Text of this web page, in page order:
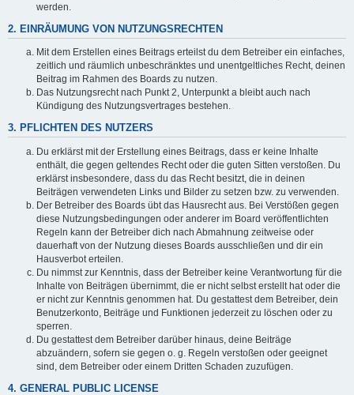
werden.
2. EINRÄUMUNG VON NUTZUNGSRECHTEN
Mit dem Erstellen eines Beitrags erteilst du dem Betreiber ein einfaches,
zeitlich und räumlich unbeschränktes und unentgeltliches Recht, deinen
Beitrag im Rahmen des Boards zu nutzen.
Das Nutzungsrecht nach Punkt 2, Unterpunkt a bleibt auch nach
Kündigung des Nutzungsvertrages bestehen.
3. PFLICHTEN DES NUTZERS
Du erklärst mit der Erstellung eines Beitrags, dass er keine Inhalte
enthält, die gegen geltendes Recht oder die guten Sitten verstoßen. Du
erklärst insbesondere, dass du das Recht besitzt, die in deinen
Beiträgen verwendeten Links und Bilder zu setzen bzw. zu verwenden.
Der Betreiber des Boards übt das Hausrecht aus. Bei Verstößen gegen
diese Nutzungsbedingungen oder anderer im Board veröffentlichten
Regeln kann der Betreiber dich nach Abmahnung zeitweise oder
dauerhaft von der Nutzung dieses Boards ausschließen und dir ein
Hausverbot erteilen.
Du nimmst zur Kenntnis, dass der Betreiber keine Verantwortung für die
Inhalte von Beiträgen übernimmt, die er nicht selbst erstellt hat oder die
er nicht zur Kenntnis genommen hat. Du gestattest dem Betreiber, dein
Benutzerkonto, Beiträge und Funktionen jederzeit zu löschen oder zu
sperren.
Du gestattest dem Betreiber darüber hinaus, deine Beiträge
abzuändern, sofern sie gegen o. g. Regeln verstoßen oder geeignet
sind, dem Betreiber oder einem Dritten Schaden zuzufügen.
4. GENERAL PUBLIC LICENSE